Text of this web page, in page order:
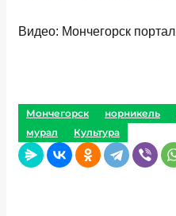
Видео: Мончегорск портал
Мончегорск норникель
мурал
Культура